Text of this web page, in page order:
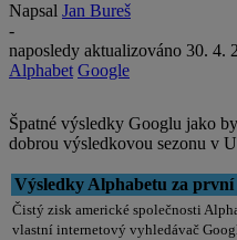
Napsal Jan Bureš
-
naposledy aktualizováno 30. 4.
Alphabet Google
Špatné výsledky Googlu jako
dobrou výsledkovou sezonu v
Výsledky Alphabetu za
Čistý zisk americké společnosti
vlastní internetový vyhledávač